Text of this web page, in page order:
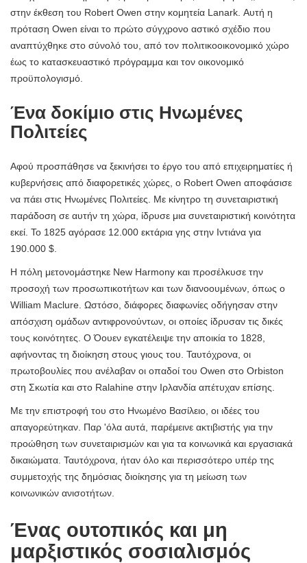
στην έκθεση του Robert Owen στην κομητεία Lanark. Αυτή η
πρόταση Owen είναι το πρώτο σύγχρονο αστικό σχέδιο που
αναπτύχθηκε στο σύνολό του, από τον πολιτικοοικονομικό χώρο
έως το κατασκευαστικό πρόγραμμα και τον οικονομικό
προϋπολογισμό.
Ένα δοκίμιο στις Ηνωμένες
Πολιτείες
Αφού προσπάθησε να ξεκινήσει το έργο του από επιχειρηματίες ή
κυβερνήσεις από διαφορετικές χώρες, ο Robert Owen αποφάσισε
να πάει στις Ηνωμένες Πολιτείες. Με κίνητρο τη συνεταιριστική
παράδοση σε αυτήν τη χώρα, ίδρυσε μια συνεταιριστική κοινότητα
εκεί. Το 1825 αγόρασε 12.000 εκτάρια γης στην Ιντιάνα για
190.000 $.
Η πόλη μετονομάστηκε New Harmony και προσέλκυσε την
προσοχή των προσωπικοτήτων και των διανοουμένων, όπως ο
William Maclure. Ωστόσο, διάφορες διαφωνίες οδήγησαν στην
απόσχιση ομάδων αντιφρονούντων, οι οποίες ίδρυσαν τις δικές
τους κοινότητες. Ο Όουεν εγκατέλειψε την αποικία το 1828,
αφήνοντας τη διοίκηση στους γιους του. Ταυτόχρονα, οι
πρωτοβουλίες που ανέλαβαν οι οπαδοί του Owen στο Orbiston
στη Σκωτία και στο Ralahine στην Ιρλανδία απέτυχαν επίσης.
Με την επιστροφή του στο Ηνωμένο Βασίλειο, οι ιδέες του
απαγορεύτηκαν. Παρ 'όλα αυτά, παρέμεινε ακτιβιστής για την
προώθηση των συνεταιρισμών και για τα κοινωνικά και εργασιακά
δικαιώματα. Ταυτόχρονα, ήταν όλο και περισσότερο υπέρ της
συμμετοχής της δημόσιας διοίκησης για τη μείωση των
κοινωνικών ανισοτήτων.
Ένας ουτοπικός και μη
μαρξιστικός σοσιαλισμός